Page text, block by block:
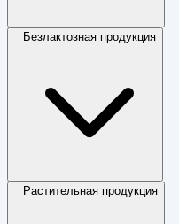
Безлактозная продукция
Растительная продукция